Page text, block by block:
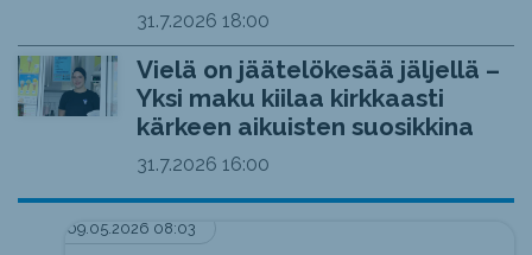
31.7.2026 18:00
Vielä on jäätelökesää jäljellä –
Yksi maku kiilaa kirkkaasti
kärkeen aikuisten suosikkina
31.7.2026 16:00
09.05.2026 08:03